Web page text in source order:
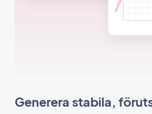
Generera stabila,